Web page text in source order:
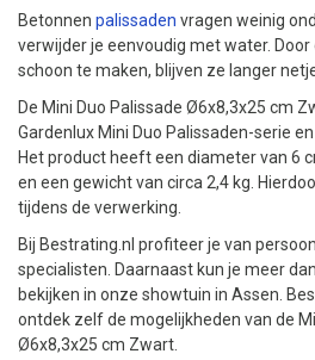
Betonnen palissaden vragen weinig
verwijder je eenvoudig met water.
schoon te maken, blijven ze langer
De Mini Duo Palissade Ø6x8,3x25 cm
Gardenlux Mini Duo Palissaden-serie
Het product heeft een diameter van 6
en een gewicht van circa 2,4 kg.
tijdens de verwerking.
Bij Bestrating.nl profiteer je van
specialisten. Daarnaast kun je meer
bekijken in onze showtuin in Assen.
ontdek zelf de mogelijkheden van de
Ø6x8,3x25 cm Zwart.